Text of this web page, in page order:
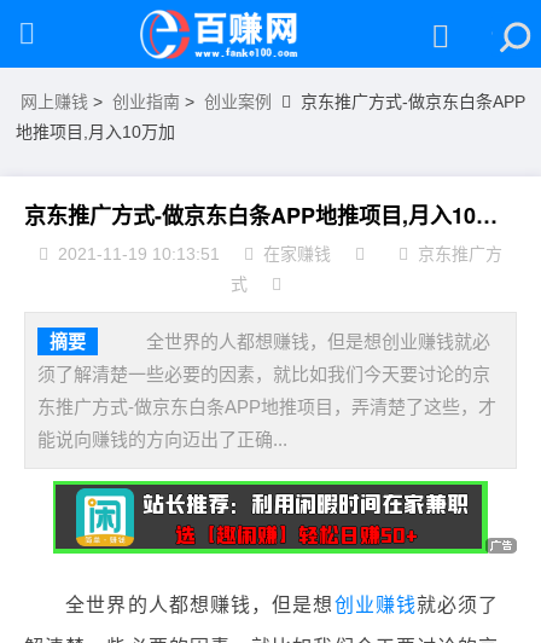
网上赚钱 > 创业指南 > 创业案例
京东推广方式-做京东白条APP
地推项目,月入10万加
京东推广方式-做京东白条APP地推项目,月入10万加
2021-11-19 10:13:51 在家赚钱
京东推广方
式
摘要
全世界的人都想赚钱，但是想创业赚钱就必
须了解清楚一些必要的因素，就比如我们今天要讨论的京
东推广方式-做京东白条APP地推项目，弄清楚了这些，才
能说向赚钱的方向迈出了正确...
全世界的人都想赚钱，但是想创业赚钱就必须了